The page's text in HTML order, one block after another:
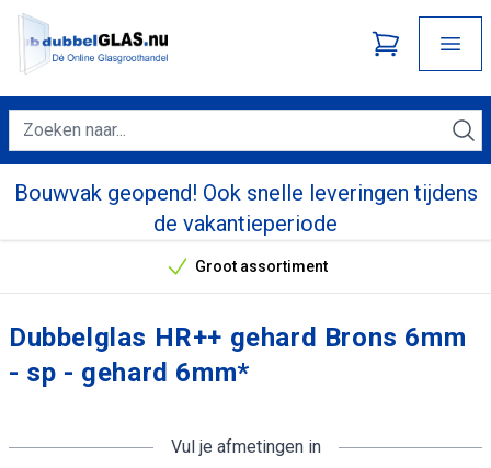
Bouwvak geopend! Ook snelle leveringen tijdens
de vakantieperiode
Onze unieke verkoopargumenten
Groot assortiment
Dubbelglas HR++ gehard Brons 6mm
- sp - gehard 6mm*
Vul je afmetingen in